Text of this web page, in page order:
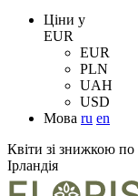
Цiни у
EUR
EUR
PLN
UAH
USD
Мова ru en
Квіти зі знижкою по
Ірландія